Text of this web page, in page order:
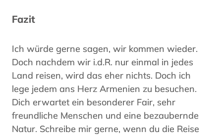
Fazit
Ich würde gerne sagen, wir kommen wieder.
Doch nachdem wir i.d.R. nur einmal in jedes
Land reisen, wird das eher nichts. Doch ich
lege jedem ans Herz Armenien zu besuchen.
Dich erwartet ein besonderer Fair, sehr
freundliche Menschen und eine bezaubernde
Natur. Schreibe mir gerne, wenn du die Reise